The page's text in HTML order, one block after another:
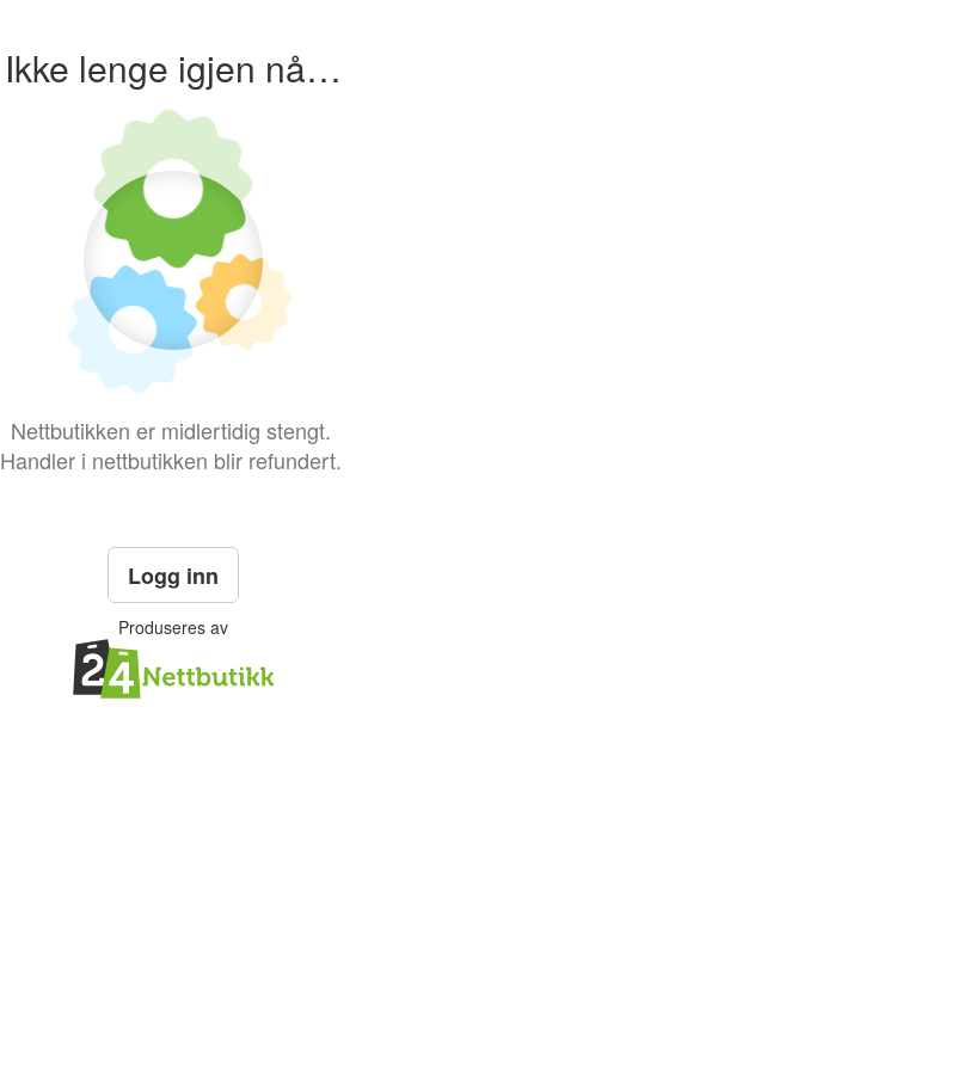
Ikke lenge igjen nå…
Nettbutikken er midlertidig stengt.
Handler i nettbutikken blir refundert.
Logg inn
Produseres av